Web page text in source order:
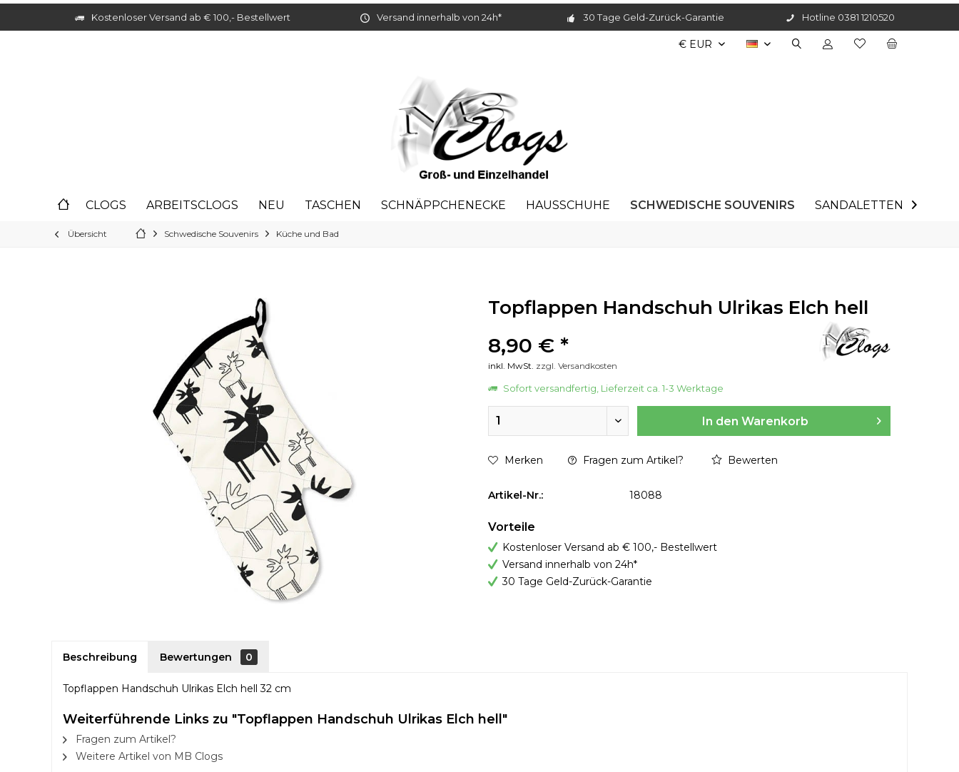
Kostenloser Versand ab € 100,- Bestellwert Versand innerhalb von 24h* 30 Tage Geld-Zurück-Garantie Hotline 0381 1210520
CLOGS ARBEITSCLOGS NEU TASCHEN SCHNÄPPCHENECKE HAUSSCHUHE SCHWEDISCHE SOUVENIRS SANDALETTEN 
Übersicht Schwedische Souvenirs Küche und Bad
Topflappen Handschuh Ulrikas Elch hell
8,90 € *
inkl. MwSt. zzgl. Versandkosten
Sofort versandfertig, Lieferzeit ca. 1-3 Werktage
In den Warenkorb
Merken Fragen zum Artikel? Bewerten
Artikel-Nr.: 18088
Vorteile
Kostenloser Versand ab € 100,- Bestellwert
Versand innerhalb von 24h*
30 Tage Geld-Zurück-Garantie
Beschreibung Bewertungen 0
Topflappen Handschuh Ulrikas Elch hell 32 cm
Weiterführende Links zu "Topflappen Handschuh Ulrikas Elch hell"
Fragen zum Artikel?
Weitere Artikel von MB Clogs